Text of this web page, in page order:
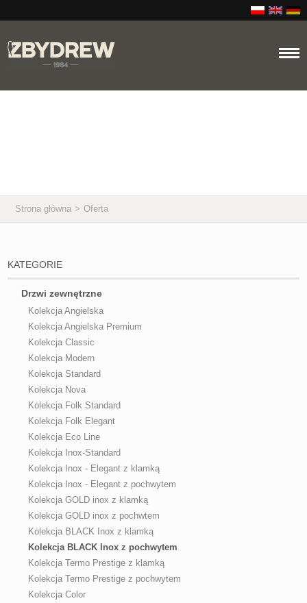
Strona główna > Oferta
KATEGORIE
Drzwi zewnętrzne
Kolekcja Angielska
Kolekcja Angielska Premium
Kolekcja Classic
Kolekcja Modern
Kolekcja Standard
Kolekcja Nova
Kolekcja Folk Standard
Kolekcja Folk Elegant
Kolekcja Eco Line
Kolekcja Inox-Standard
Kolekcja Inox - Elegant z klamką
Kolekcja Inox - Elegant z pochwytem
Kolekcja GOLD inox z klamką
Kolekcja GOLD inox z pochwtem
Kolekcja BLACK Inox z klamką
Kolekcja BLACK Inox z pochwytem
Kolekcja Termo Prestige z klamką
Kolekcja Termo Prestige z pochwytem
Kolekcja Color